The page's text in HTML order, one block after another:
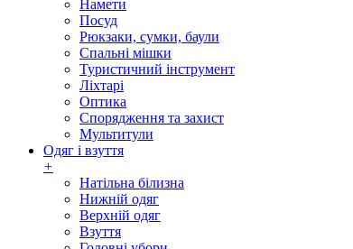
Намети
Посуд
Рюкзаки, сумки, баули
Спальні мішки
Туристичний інструмент
Ліхтарі
Оптика
Спорядження та захист
Мультитули
Одяг і взуття
+
Натільна білизна
Нижній одяг
Верхній одяг
Взуття